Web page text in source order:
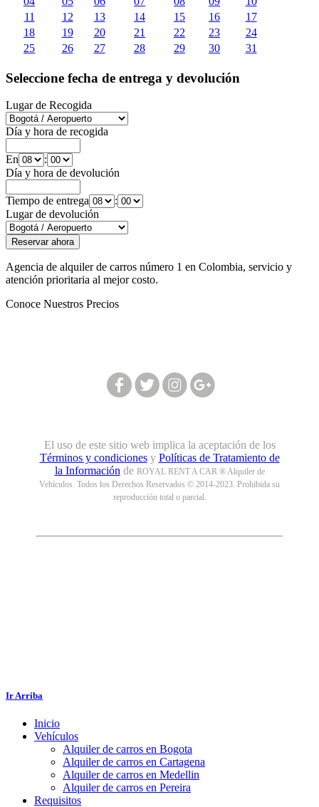
11
12 13 14 15 16
17
18
19 20 21 22 23
24
25
26 27 28 29 30 31
Seleccione fecha de entrega y devolución
Lugar de Recogida
Día y hora de recogida
En
:
Día y hora de devolución
Tiempo de entrega
:
Lugar de devolución
Agencia de alquiler de carros número 1 en Colombia, servicio y
atención prioritaria al mejor costo.
Conoce Nuestros Precios
El uso de este sitio web implica la aceptación de los
Términos y condicionesy Políticas de Tratamiento de
la Informaciónde ROYAL RENT A CAR ® Alquiler de
Vehículos. Todos los Derechos Reservados © 2014-2023. Prohibida su
reproducción total o parcial.
Ir Arriba
Inicio
Vehículos
Alquiler de carros en Bogota
Alquiler de carros en Cartagena
Alquiler de carros en Medellin
Alquiler de carros en Pereira
Requisitos